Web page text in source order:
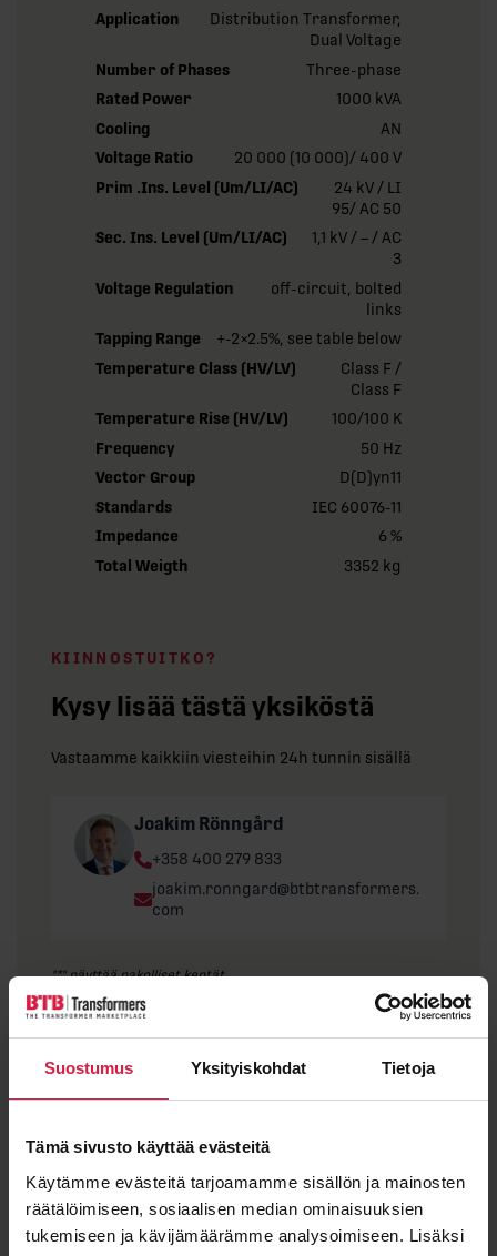
Suostumus Yksityiskohdat Tietoja
Tämä sivusto käyttää evästeitä
Käytämme evästeitä tarjoamamme sisällön ja mainosten
räätälöimiseen, sosiaalisen median ominaisuuksien
tukemiseen ja kävijämäärämme analysoimiseen. Lisäksi
Application
Distribution Transformer,
Dual Voltage
Number of Phases
Three-phase
Rated Power
1000 kVA
Cooling
AN
Voltage Ratio
20 000 (10 000)/ 400 V
Prim .Ins. Level (Um/LI/AC)
24 kV / LI
95/ AC 50
Sec. Ins. Level (Um/LI/AC)
1,1 kV / – / AC
3
Voltage Regulation
off-circuit, bolted
links
Tapping Range
+-2×2.5%, see table below
Temperature Class (HV/LV)
Class F /
Class F
Temperature Rise (HV/LV)
100/100 K
Frequency
50 Hz
Vector Group
D(D)yn11
Standards
IEC 60076-11
Impedance
6 %
Total Weigth
3352 kg
KIINNOSTUITKO?
Kysy lisää tästä yksiköstä
Vastaamme kaikkiin viesteihin 24h tunnin sisällä
Joakim Rönngård
Phone:
+358 400 279 833
Email:
joakim.ronngard@btbtransformers.
com
"*" näyttää pakolliset kentät
Etunimi
Sukunimi